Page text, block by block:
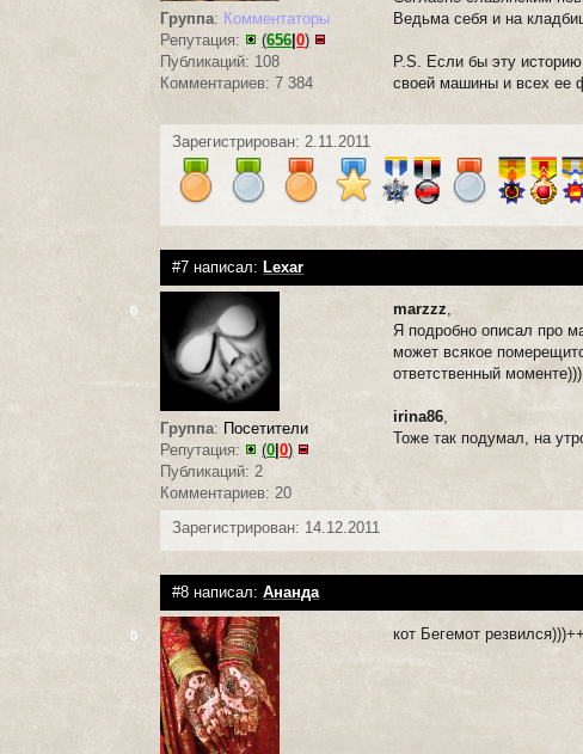
Группа: Комментаторы
Репутация:
(656 |0)
Публикаций: 108
Комментариев: 7 384
Ведьма себя и на
P.S. Если бы эту
своей машины и всех ее
Зарегистрирован: 2.11.2011
#7 написал: Lexar
0
Группа: Посетители
Репутация:
(0 |0)
Публикаций: 2
Комментариев: 20
marzzz,
Я подробно описал про
может всякое
ответственный моменте)))
irina86,
Тоже так подумал, на
Зарегистрирован: 14.12.2011
#8 написал:Ананда
0 кот Бегемот